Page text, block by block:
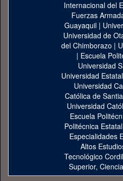
Internacional del
Fuerzas
Guayaquil|
Universidad de
del Chimborazo |
| Escuela
Universidad
Universidad
Universidad
Católica de
Universidad
Escuela
Politécnica
Especialidades
Altos
Tecnológico
Superior,